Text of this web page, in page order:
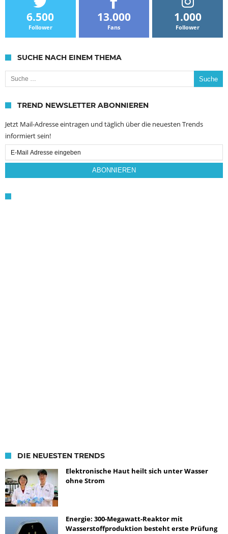
6.500
Follower
13.000
Fans
1.000
Follower
SUCHE NACH EINEM THEMA
Suche nach:
TREND NEWSLETTER ABONNIEREN
Jetzt Mail-Adresse eintragen und täglich über die neuesten Trends
informiert sein!
Email
Subscription
ABONNIEREN
DIE NEUESTEN TRENDS
Elektronische Haut heilt sich unter Wasser
ohne Strom
Energie: 300-Megawatt-Reaktor mit
Wasserstoffproduktion besteht erste Prüfung